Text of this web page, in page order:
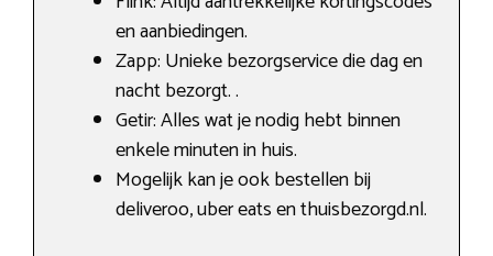
en aanbiedingen.
Zapp: Unieke bezorgservice die dag en
nacht bezorgt. .
Getir: Alles wat je nodig hebt binnen
enkele minuten in huis.
Mogelijk kan je ook bestellen bij
deliveroo, uber eats en thuisbezorgd.nl.